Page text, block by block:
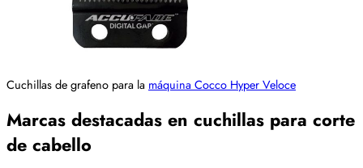
Cuchillas de grafeno para la máquina Cocco Hyper Veloce
Marcas destacadas en cuchillas para corte
de cabello